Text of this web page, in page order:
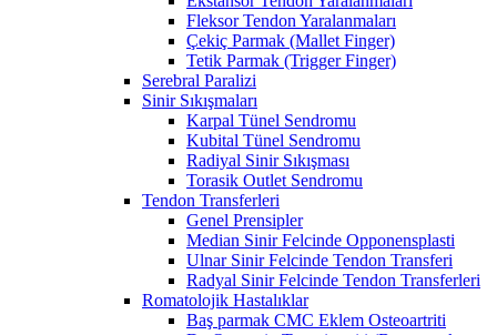
Fleksor Tendon Yaralanmaları
Çekiç Parmak (Mallet Finger)
Tetik Parmak (Trigger Finger)
Serebral Paralizi
Sinir Sıkışmaları
Karpal Tünel Sendromu
Kubital Tünel Sendromu
Radiyal Sinir Sıkışması
Torasik Outlet Sendromu
Tendon Transferleri
Genel Prensipler
Median Sinir Felcinde Opponensplasti
Ulnar Sinir Felcinde Tendon Transferi
Radyal Sinir Felcinde Tendon Transferleri
Romatolojik Hastalıklar
Baş parmak CMC Eklem Osteoartriti